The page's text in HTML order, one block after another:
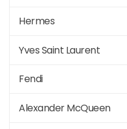
Hermes
Yves Saint Laurent
Fendi
Alexander McQueen